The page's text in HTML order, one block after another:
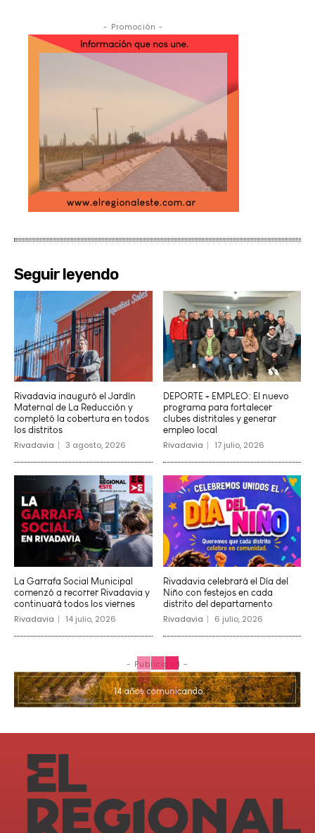
- Promoción -
Seguir leyendo
Rivadavia inauguró el Jardín
Maternal de La Reducción y
completó la cobertura en todos
los distritos
Rivadavia 3 agosto, 2026
DEPORTE + EMPLEO: El nuevo
programa para fortalecer
clubes distritales y generar
empleo local
Rivadavia 17 julio, 2026
La Garrafa Social Municipal
comenzó a recorrer Rivadavia y
continuará todos los viernes
Rivadavia 14 julio, 2026
Rivadavia celebrará el Día del
Niño con festejos en cada
distrito del departamento
Rivadavia 6 julio, 2026
- Publicidad -